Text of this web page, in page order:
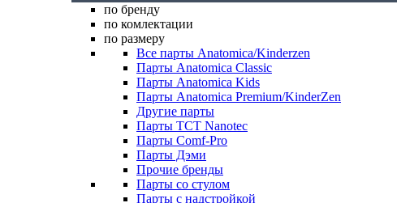
по бренду
по комлектации
по размеру
Все парты Anatomica/Kinderzen
Парты Anatomica Classic
Парты Anatomica Kids
Парты Anatomica Premium/KinderZen
Другие парты
Парты TCT Nanotec
Парты Comf-Pro
Парты Дэми
Прочие бренды
Парты со стулом
Парты с надстройкой